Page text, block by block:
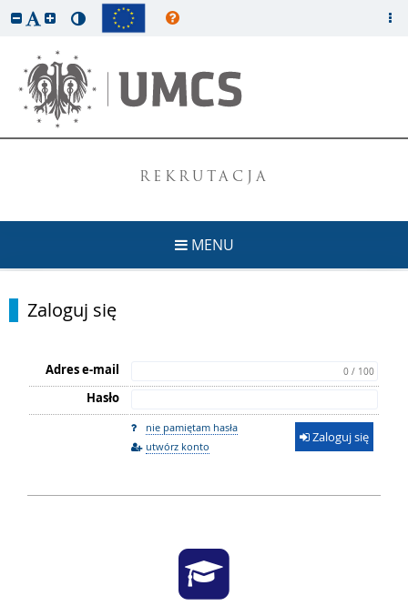
REKRUTACJA
MENU
Zaloguj się
Adres e-mail 0 / 100
Hasło
nie pamiętam hasła
utwórz konto
Zaloguj się